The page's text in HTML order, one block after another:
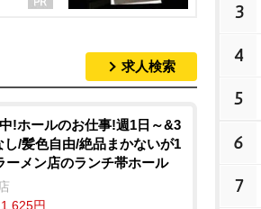
求人検索
!ホールのお仕事!週1日～&3
/髪色自由/絶品まかないが1
ーメン店のランチ帯ホール
円
3
4
5
6
7